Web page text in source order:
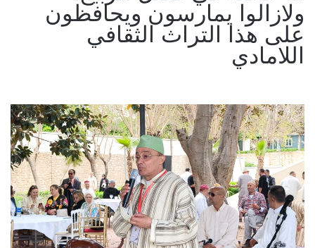
ولازالوا يمارسون ويحافظون
على هذا التراث الثقافي
اللامادي